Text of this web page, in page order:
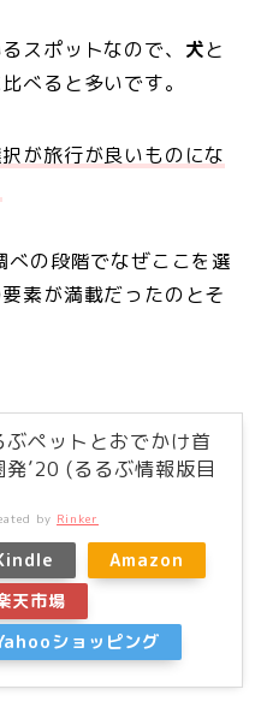
スポットなので、 犬と
べると多いです。
が旅行が良いものにな
の段階でなぜここを選
素が満載だったのとそ
ぶペットとおでかけ首
発’20 (るるぶ情報版目
by Rinker
Amazon
天市場
ショッピング